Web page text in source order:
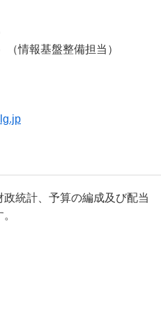
情報基盤整備担当）
統計、予算の編成及び配当